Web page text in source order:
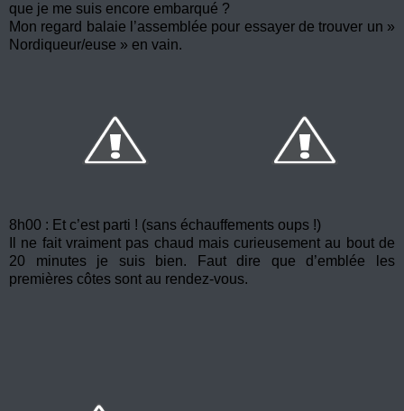
que je me suis encore embarqué ?
Mon regard balaie l’assemblée pour essayer de trouver un »
Nordiqueur/euse » en vain.
8h00 : Et c’est parti ! (sans échauffements oups !)
Il ne fait vraiment pas chaud mais curieusement au bout de
20 minutes je suis bien. Faut dire que d’emblée les
premières côtes sont au rendez-vous.